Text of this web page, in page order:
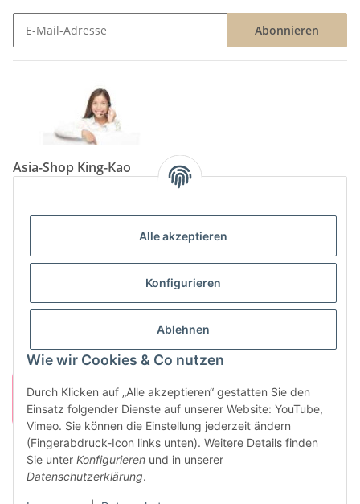
Alle akzeptieren
Konfigurieren
Ablehnen
Wie wir Cookies & Co nutzen
Durch Klicken auf „Alle akzeptieren“ gestatten Sie den
Einsatz folgender Dienste auf unserer Website: YouTube,
Vimeo. Sie können die Einstellung jederzeit ändern
(Fingerabdruck-Icon links unten). Weitere Details finden
Sie unter Konfigurieren und in unserer
Datenschutzerklärung.
Abonnieren
Asia-Shop King-Kao
Tel: (06825) 499-104
info@king-kao.de
Öffnungszeiten (Mo-Sa.) 9:00 - 19:00
Gesetzliche Informationen
Vertrag widerrufen